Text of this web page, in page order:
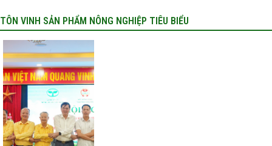
TÔN VINH SẢN PHẨM NÔNG NGHIỆP TIÊU BIỂU